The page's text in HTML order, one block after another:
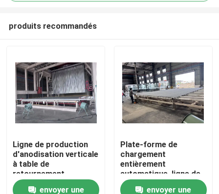
Produits
VR Show
produits recommandés
Ligne de production
d'anodisation verticale
à table de
retournement
entièrement
envoyer une
Plate-forme de
chargement
entièrement
automatique, ligne de
production
envoyer une